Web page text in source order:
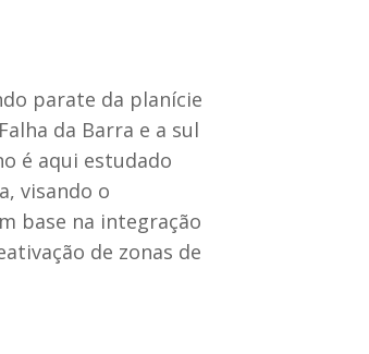
parate da planície
da Barra e a sul
é aqui estudado
visando o
base na integração
de zonas de